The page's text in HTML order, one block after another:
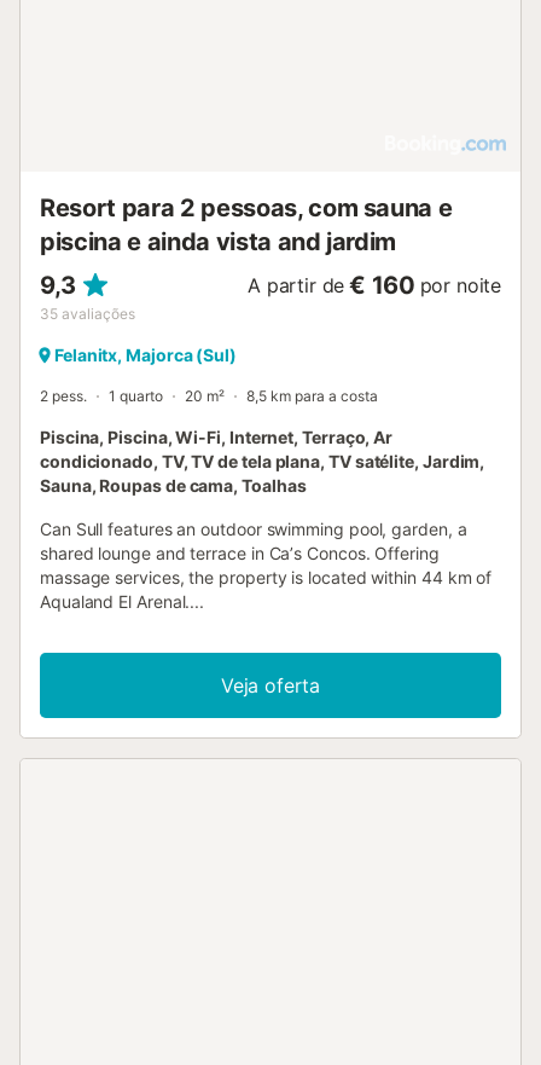
Resort para 2 pessoas, com sauna e
piscina e ainda vista and jardim
9,3
35 avaliações
A partir de € 160 por noite
Felanitx, Majorca (Sul)
2 pess. 1 quarto 20 m² 8,5 km para a costa
Piscina, Piscina, Wi-Fi, Internet, Terraço, Ar
condicionado, TV, TV de tela plana, TV satélite, Jardim,
Sauna, Roupas de cama, Toalhas
Can Sull features an outdoor swimming pool, garden, a
shared lounge and terrace in Caʼs Concos. Offering
massage services, the property is located within 44 km of
Aqualand El Arenal....
Veja oferta